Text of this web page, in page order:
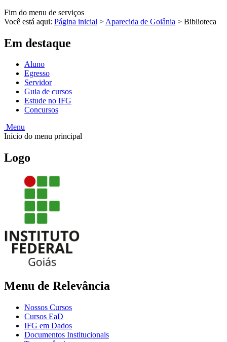
Fim do menu de serviços
Você está aqui: Página inicial > Aparecida de Goiânia > Biblioteca
Em destaque
Aluno
Egresso
Servidor
Guia de cursos
Estude no IFG
Concursos
Menu
Início do menu principal
Logo
Menu de Relevância
Nossos Cursos
Cursos EaD
IFG em Dados
Documentos Institucionais